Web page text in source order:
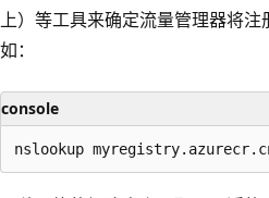
上）等工具来确定流量管理器将
如：
console